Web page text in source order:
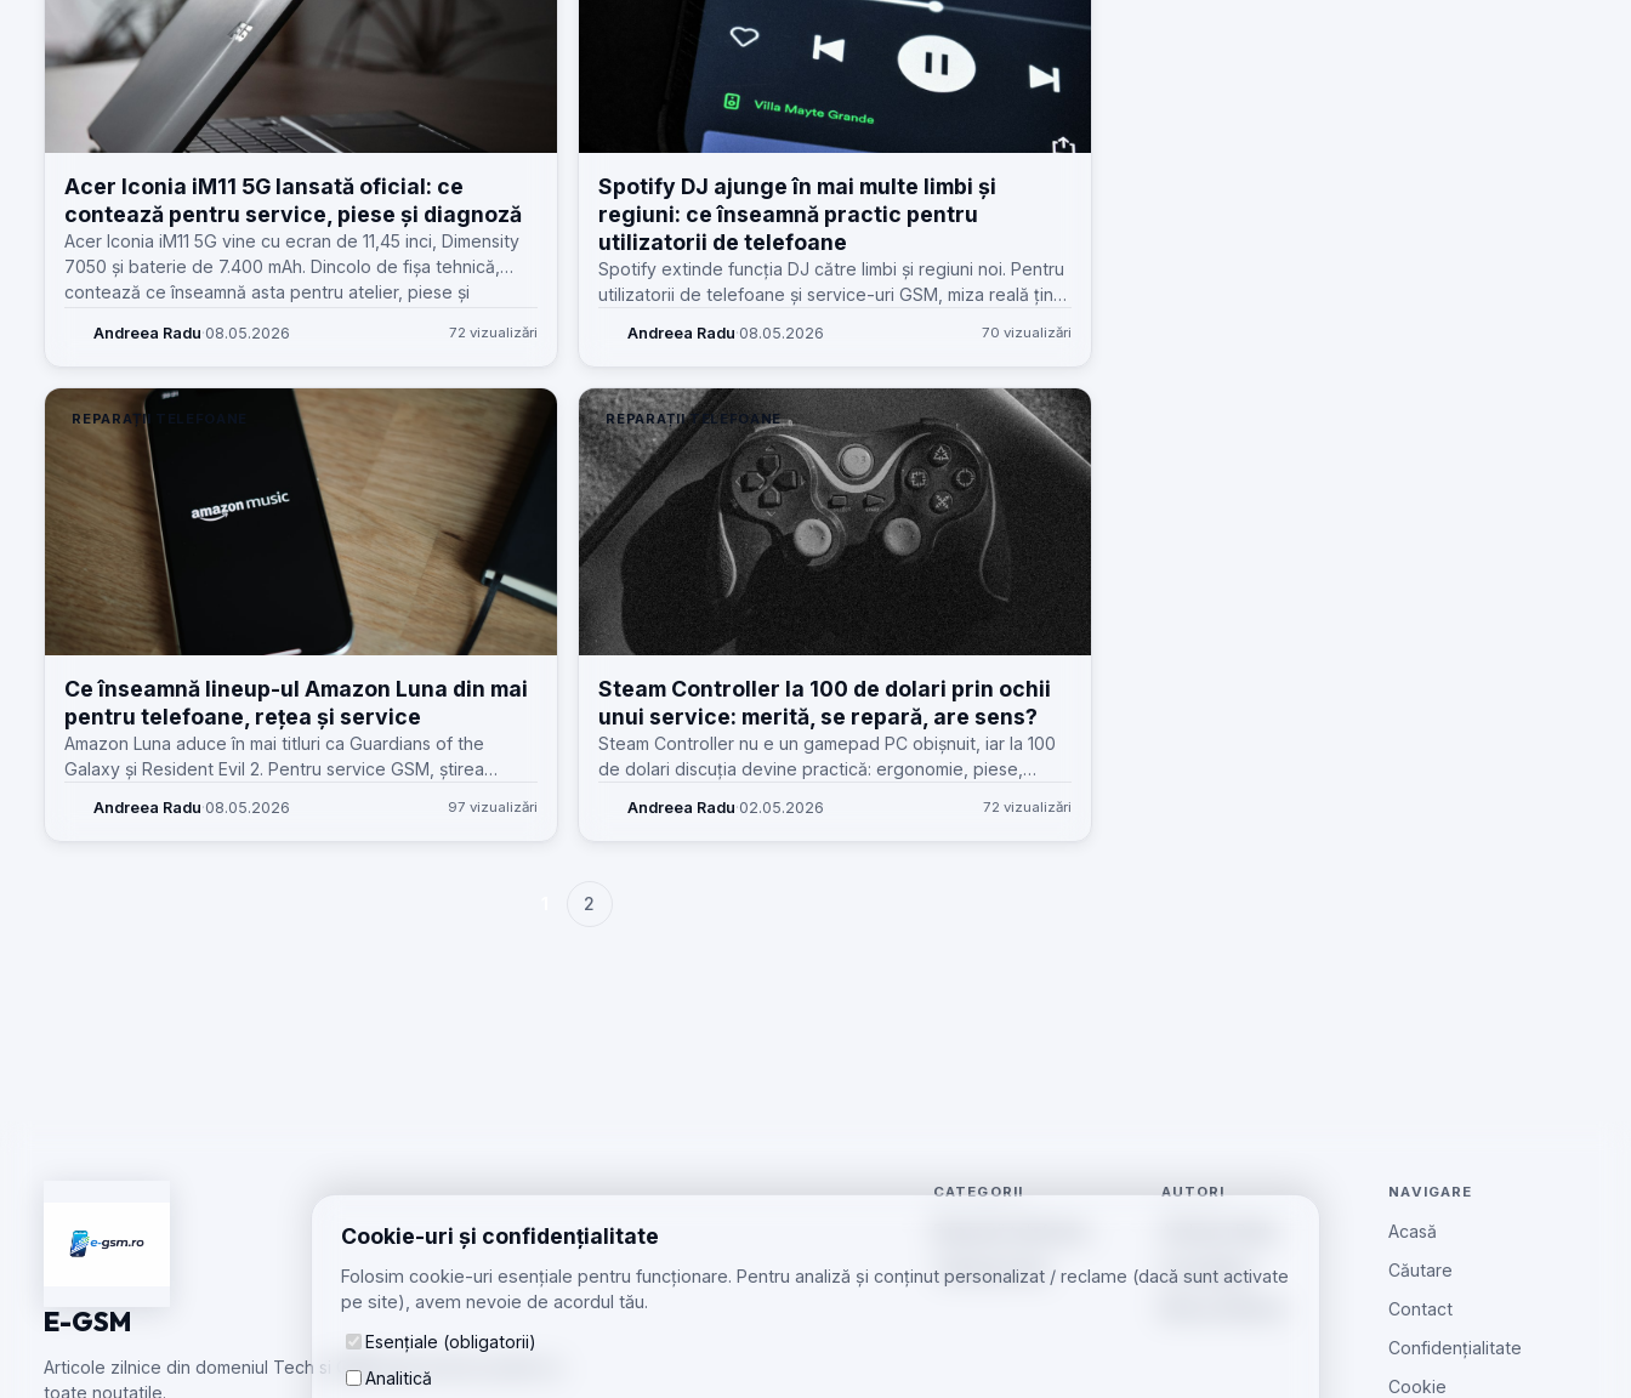
Cookie-uri și confidențialitate
Folosim cookie-uri esențiale pentru funcționare. Pentru analiză și conținut personalizat / reclame (dacă sunt activate
pe site), avem nevoie de acordul tău.
Esențiale (obligatorii)
Analitică
Acer Iconia iM11 5G lansată oficial: ce
contează pentru service, piese și diagnoză
Acer Iconia iM11 5G vine cu ecran de 11,45 inci, Dimensity
7050 și baterie de 7.400 mAh. Dincolo de fișa tehnică,
contează ce înseamnă asta pentru atelier, piese și
Andreea Radu·08.05.2026 72 vizualizări
Spotify DJ ajunge în mai multe limbi și
regiuni: ce înseamnă practic pentru
utilizatorii de telefoane
Spotify extinde funcția DJ către limbi și regiuni noi. Pentru
utilizatorii de telefoane și service-uri GSM, miza reală ține
Andreea Radu·08.05.2026 70 vizualizări
REPARAȚII TELEFOANE
Ce înseamnă lineup-ul Amazon Luna din mai
pentru telefoane, rețea și service
Amazon Luna aduce în mai titluri ca Guardians of the
Galaxy și Resident Evil 2. Pentru service GSM, știrea
și baterie.
Andreea Radu·08.05.2026 97 vizualizări
REPARAȚII TELEFOANE
Steam Controller la 100 de dolari prin ochii
unui service: merită, se repară, are sens?
Steam Controller nu e un gamepad PC obișnuit, iar la 100
de dolari discuția devine practică: ergonomie, piese,
atelier și client.
Andreea Radu·02.05.2026 72 vizualizări
2
E-GSM
Articole zilnice din domeniul Tech si GSM care te tin la curent cu
toate noutatile.
CATEGORII
Telefoane Noi
AUTORI
Ionut Barbu
NAVIGARE
Acasă
Căutare
Contact
Confidențialitate
Cookie